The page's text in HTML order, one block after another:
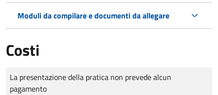
Moduli da compilare e documenti da allegare
Costi
Tipo di pagamento
Importo
La presentazione della pratica non prevede alcun
pagamento